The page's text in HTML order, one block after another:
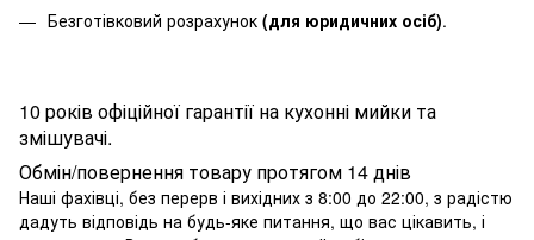
Безготівковий розрахунок (для юридичних осіб).
10 років офіційної гарантії на кухонні мийки та
змішувачі.
Обмін/повернення товару протягом 14 днів
Наші фахівці, без перерв і вихідних з 8:00 до 22:00, з радістю
дадуть відповідь на будь-яке питання, що вас цікавить, і